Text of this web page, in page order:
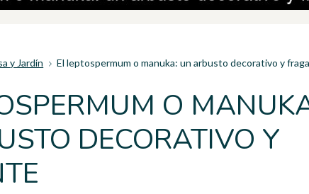
y Jardín El leptospermum o manuka: un arbusto decorativo y
O
DECORATIVO Y